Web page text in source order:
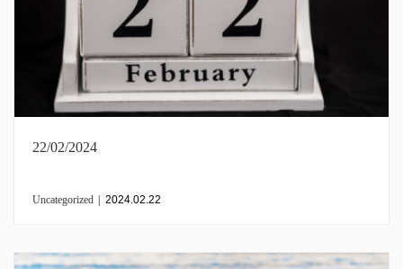
22/02/2024
Uncategorized | 2024.02.22